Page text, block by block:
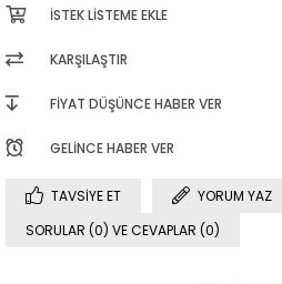
İSTEK LISTEME EKLE
KARŞILAŞTIR
FIYAT DÜŞÜNCE HABER VER
GELINCE HABER VER
TAVSIYE ET
YORUM YAZ
SORULAR (0) VE CEVAPLAR (0)